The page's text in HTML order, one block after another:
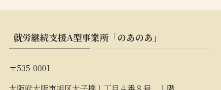
就労継続支援A型事業所「のあのあ」
〒535-0001